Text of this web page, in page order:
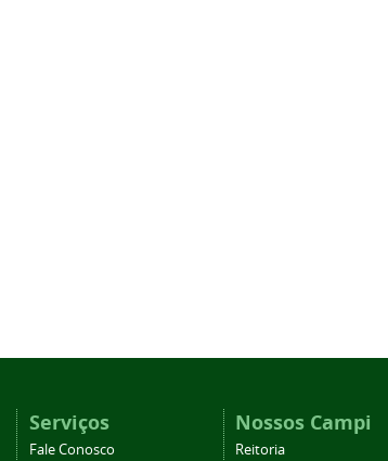
Serviços
Fale Conosco
Nossos Campi
Reitoria